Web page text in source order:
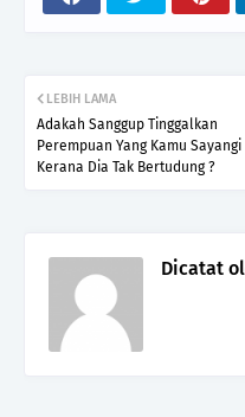
LEBIH LAMA
Adakah Sanggup Tinggalkan
Perempuan Yang Kamu Sayangi
Kerana Dia Tak Bertudung ?
Dicatat